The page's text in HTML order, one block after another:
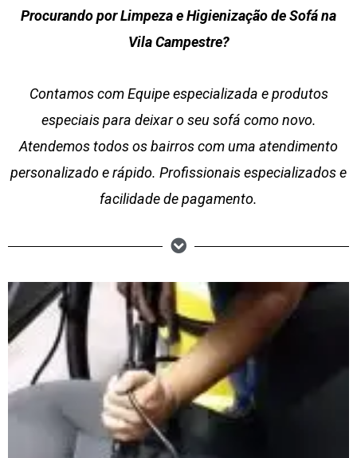
Procurando por Limpeza e Higienização de Sofá na
Vila Campestre?
Contamos com Equipe especializada e produtos
especiais para deixar o seu sofá como novo.
Atendemos todos os bairros com uma atendimento
personalizado e rápido. Profissionais especializados e
facilidade de pagamento.